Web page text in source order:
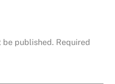
be published. Required